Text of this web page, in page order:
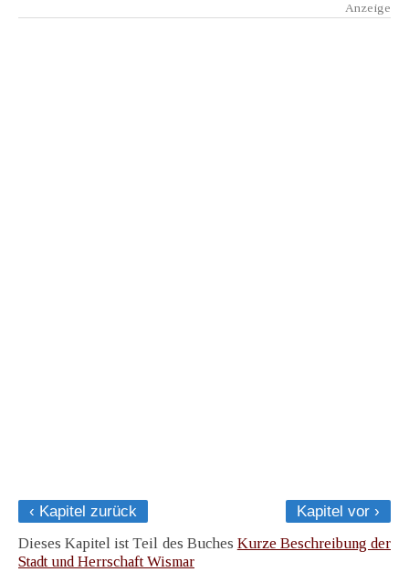
‹ Kapitel zurück
Kapitel vor ›
Dieses Kapitel ist Teil des Buches Kurze Beschreibung der
Stadt und Herrschaft Wismar